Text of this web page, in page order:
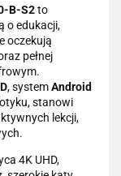
B-S2to
o edukacji,
oczekują
pełnej
, systemAndroid
stanowi
lekcji,
4K UHD,